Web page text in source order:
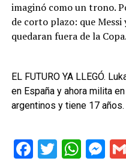
imaginó como un trono.
de corto plazo: que Messi
quedaran fuera de la Copa.
EL FUTURO YA LLEGÓ.
en España y ahora milita
argentinos y tiene 17 años.
Facebook
Twitter